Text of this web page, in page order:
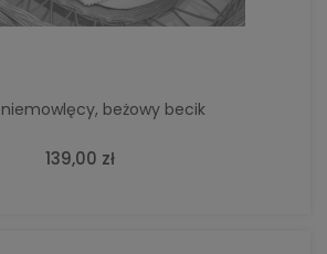
niemowlęcy, beżowy becik
139,00 zł